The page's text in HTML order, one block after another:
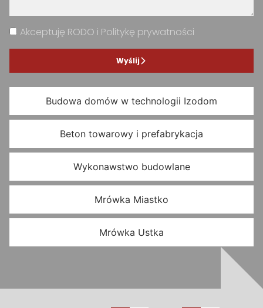
Budowa domów w technologii Izodom
Beton towarowy i prefabrykacja
Wykonawstwo budowlane
Mrówka Miastko
Mrówka Ustka
Akceptuję RODO i Politykę prywatności
Wyślij